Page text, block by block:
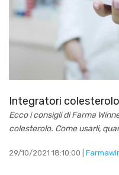
Integratori
Ecco i consigli di Farma
colesterolo. Come usarli,
29/10/2021 18:10:00 |